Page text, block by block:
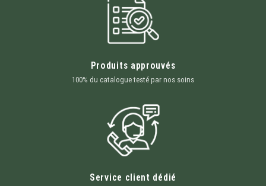
Produits approuvés
100% du catalogue testé par nos soins
Service client dédié